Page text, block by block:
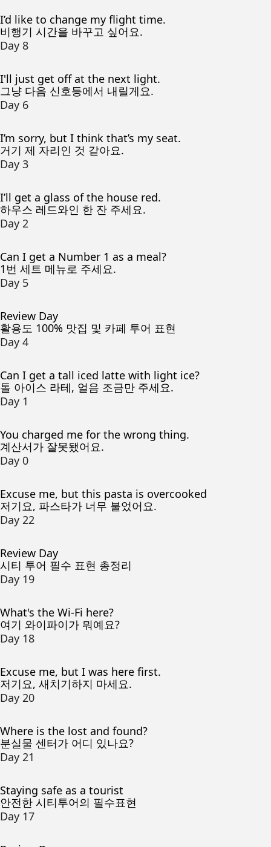
I’d like to change my flight time.
비행기 시간을 바꾸고 싶어요.
Day 8
I'll just get off at the next light.
그냥 다음 신호등에서 내릴게요.
Day 6
I’m sorry, but I think that’s my seat.
거기 제 자리인 것 같아요.
Day 3
I’ll get a glass of the house red.
하우스 레드와인 한 잔 주세요.
Day 2
Can I get a Number 1 as a meal?
1번 세트 메뉴로 주세요.
Day 5
Review Day
활용도 100% 맛집 및 카페 투어 표현
Day 4
Can I get a tall iced latte with light ice?
톨 아이스 라테, 얼음 조금만 주세요.
Day 1
You charged me for the wrong thing.
계산서가 잘못됐어요.
Day 0
Excuse me, but this pasta is overcooked
저기요, 파스타가 너무 불었어요.
Day 22
Review Day
시티 투어 필수 표현 총정리
Day 19
What's the Wi-Fi here?
여기 와이파이가 뭐예요?
Day 18
Excuse me, but I was here first.
저기요, 새치기하지 마세요.
Day 20
Where is the lost and found?
분실물 센터가 어디 있나요?
Day 21
Staying safe as a tourist
안전한 시티투어의 필수표현
Day 17